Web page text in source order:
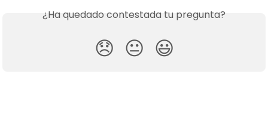
¿Ha quedado contestada tu pregunta?
😞 😐 😃